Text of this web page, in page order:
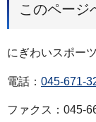
このページ
にぎわいスポー
電話： 045-671-
ファクス：045-